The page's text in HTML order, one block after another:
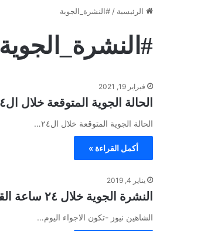
الرئيسية / #النشرة_الجوية
#النشرة_الجوية
فبراير 19, 2021
الحالة الجوية المتوقعة خلال ال٢٤ ساعة القادمة
الحالة الجوية المتوقعة خلال ال٢٤…
أكمل القراءة »
يناير 4, 2019
النشرة الجوية خلال ٢٤ ساعة القادمة
الشاهين نيوز -تكون الاجواء اليوم…